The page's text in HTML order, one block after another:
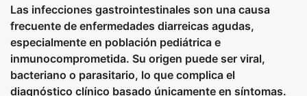
Las infecciones gastrointestinales son una causa
frecuente de enfermedades diarreicas agudas,
especialmente en población pediátrica e
inmunocomprometida. Su origen puede ser viral,
bacteriano o parasitario, lo que complica el
diagnóstico clínico basado únicamente en síntomas.